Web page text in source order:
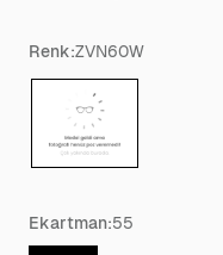
Renk:ZVN60W
Ekartman:55